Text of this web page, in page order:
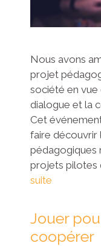
Nous avons
projet
société en vue
dialogue et la
Cet
faire découvrir
pédagogiques
projets pilotes
suite
Jouer
coopérer